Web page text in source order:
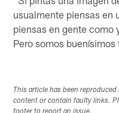
usualmente piensas en
piensas en gente como
Pero somos
This article has been
content or contain faulty links.